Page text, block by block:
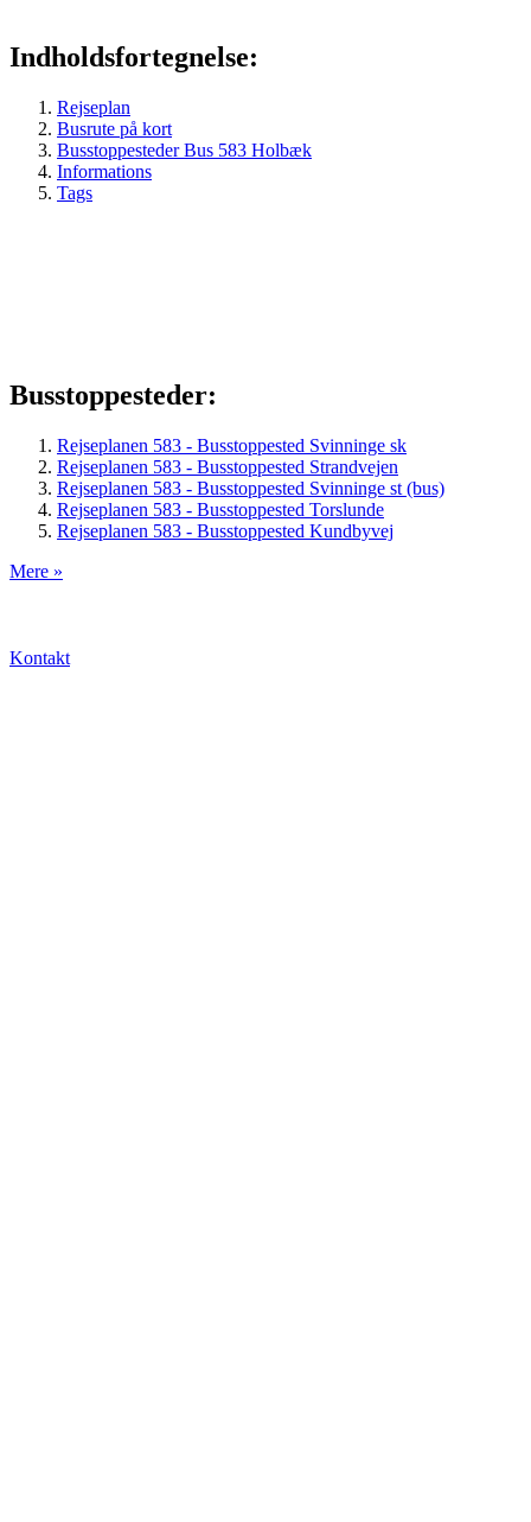
Indholdsfortegnelse:
Rejseplan
Busrute på kort
Busstoppesteder Bus 583 Holbæk
Informations
Tags
Busstoppesteder:
Rejseplanen 583 - Busstoppested Svinninge sk
Rejseplanen 583 - Busstoppested Strandvejen
Rejseplanen 583 - Busstoppested Svinninge st (bus)
Rejseplanen 583 - Busstoppested Torslunde
Rejseplanen 583 - Busstoppested Kundbyvej
Mere »
Kontakt